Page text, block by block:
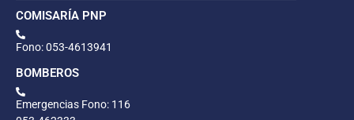
COMISARÍA PNP
Fono: 053-4613941
BOMBEROS
Emergencias Fono: 116